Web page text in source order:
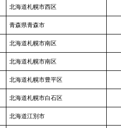
北海道札幌市西区
青森県青森市
北海道札幌市南区
北海道札幌市南区
北海道札幌市豊平区
北海道札幌市白石区
北海道江別市